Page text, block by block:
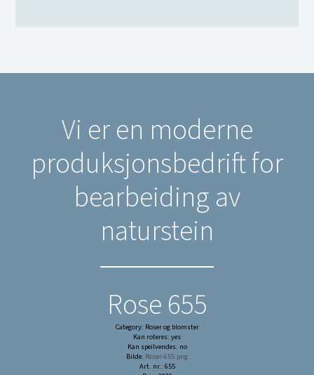
Vi er en moderne
produksjonsbedrift for
bearbeiding av
naturstein
Rose 655
Category: Roser og blomster
Kan roteres: yes
Kan speilvendes: no
Bilde: Roser-655.png
Art. nr.: 655